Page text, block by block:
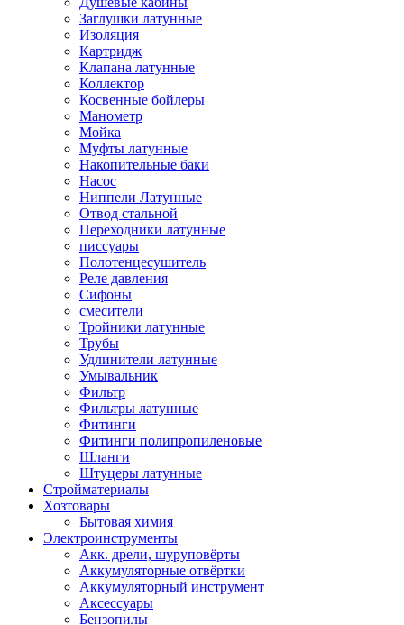
Заглушки латунные
Изоляция
Картридж
Клапана латунные
Коллектор
Косвенные бойлеры
Манометр
Мойка
Муфты латунные
Накопительные баки
Насос
Ниппели Латунные
Отвод стальной
Переходники латунные
писсуары
Полотенцесушитель
Реле давления
Сифоны
смесители
Тройники латунные
Трубы
Удлинители латунные
Умывальник
Фильтр
Фильтры латунные
Фитинги
Фитинги полипропиленовые
Шланги
Штуцеры латунные
Стройматериалы
Хозтовары
Бытовая химия
Электроинструменты
Акк. дрели, шуруповёрты
Аккумуляторные отвёртки
Аккумуляторный инструмент
Аксессуары
Бензопилы